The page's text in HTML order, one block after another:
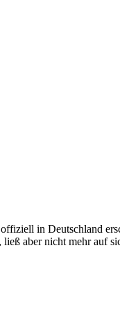
in Deutschland
aber nicht mehr auf